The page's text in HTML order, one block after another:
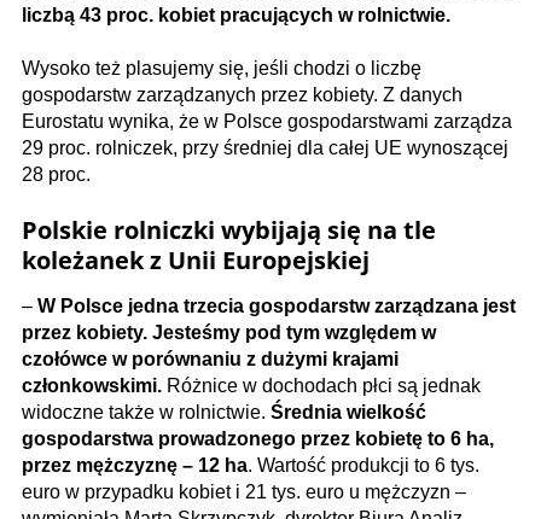
liczbą 43 proc. kobiet pracujących w rolnictwie.
Wysoko też plasujemy się, jeśli chodzi o liczbę
gospodarstw zarządzanych przez kobiety. Z danych
Eurostatu wynika, że w Polsce gospodarstwami zarządza
29 proc. rolniczek, przy średniej dla całej UE wynoszącej
28 proc.
Polskie rolniczki wybijają się na tle
koleżanek z Unii Europejskiej
– W Polsce jedna trzecia gospodarstw zarządzana jest
przez kobiety. Jesteśmy pod tym względem w
czołówce w porównaniu z dużymi krajami
członkowskimi. Różnice w dochodach płci są jednak
widoczne także w rolnictwie. Średnia wielkość
gospodarstwa prowadzonego przez kobietę to 6 ha,
przez mężczyznę – 12 ha. Wartość produkcji to 6 tys.
euro w przypadku kobiet i 21 tys. euro u mężczyzn –